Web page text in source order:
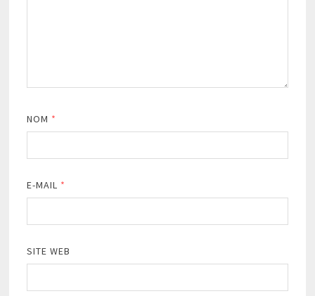
NOM *
E-MAIL *
SITE WEB